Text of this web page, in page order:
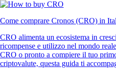
Come comprare Cronos (CRO) in
CRO alimenta un ecosistema in
ricompense e utilizzo nel mondo
CRO o pronto a compiere il tuo
criptovalute, questa guida ti